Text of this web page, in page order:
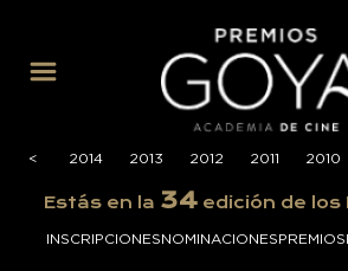
<
<
2015 2014 2013 2012 2011 2010
Estás en la 34edición de los
INSCRIPCIONESNOMINACIONESPREMIOS